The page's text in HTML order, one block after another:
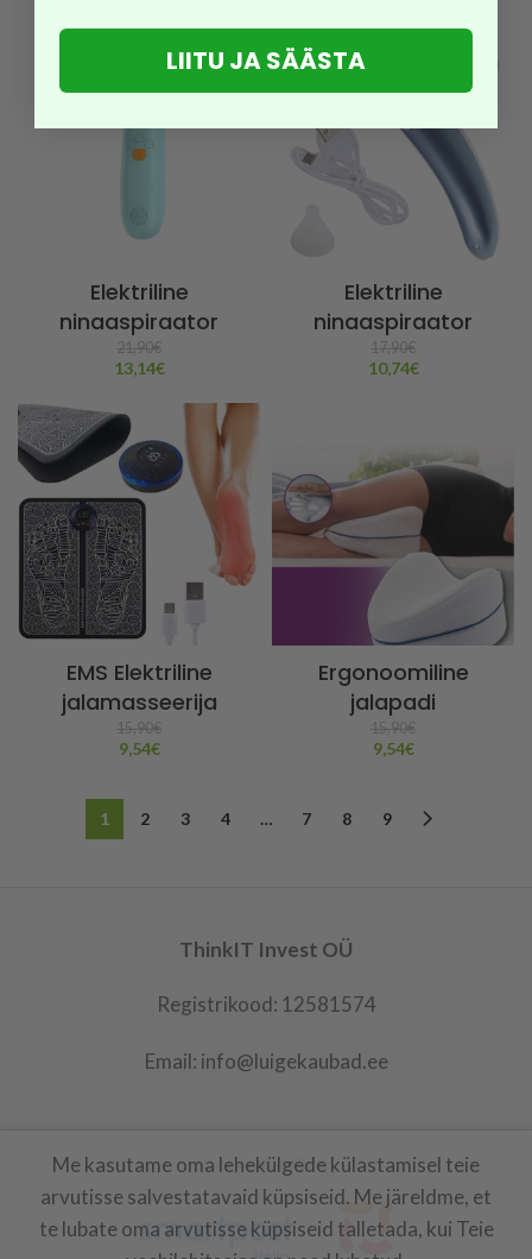
Elektriline
ninaaspiraator
21,90€
13,14€
Elektriline
ninaaspiraator
17,90€
10,74€
EMS Elektriline
jalamasseerija
15,90€
9,54€
Ergonoomiline
jalapadi
15,90€
9,54€
1 2 3 4 … 7 8 9
ThinkIT Invest OÜ
Registrikood: 12581574
Email: info@luigekaubad.ee
LUIGEKAUBAD 2021
Me kasutame oma lehekülgede külastamisel teie
arvutisse salvestatavaid küpsiseid. Me järeldme, et
te lubate oma arvutisse küpsiseid talletada, kui Teie
LIITU JA SÄÄSTA